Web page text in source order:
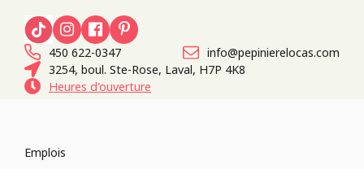
450 622-0347
info@pepinierelocas.com
3254, boul. Ste-Rose, Laval, H7P 4K8
Heures d'ouverture
Emplois